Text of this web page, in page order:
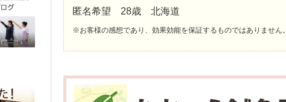
匿名希望 28歳 北海道
※お客様の感想であり、効果効能を保証するものではありません。